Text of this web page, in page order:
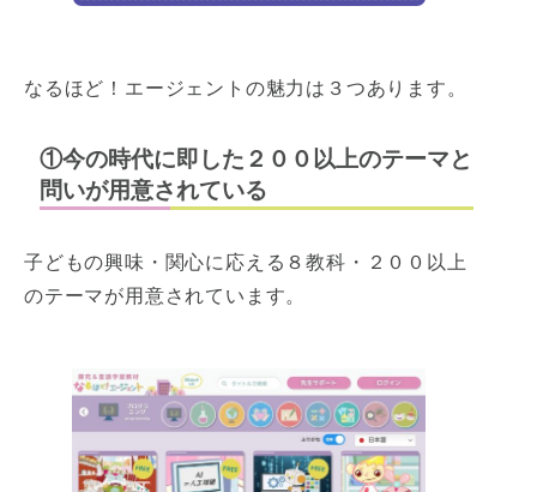
なるほど！エージェントの魅力は３つあります。
①今の時代に即した２００以上のテーマと
問いが用意されている
子どもの興味・関心に応える８教科・２００以上
のテーマが用意されています。